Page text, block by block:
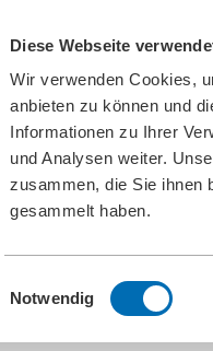
Diese Webseite
Wir verwenden Cookies,
anbieten zu können und
Informationen zu Ihrer
und Analysen weiter.
zusammen, die Sie ihnen
gesammelt haben.
Einwilligungsauswahl
Notwendig